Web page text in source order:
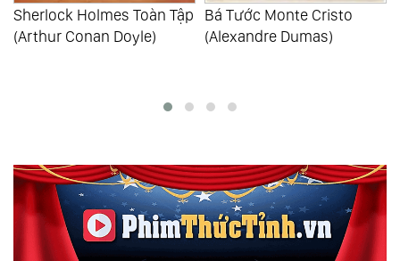
Bá Tước Monte Cristo
(Alexandre Dumas)
Đồi Gió Hú (Emily Brontë)